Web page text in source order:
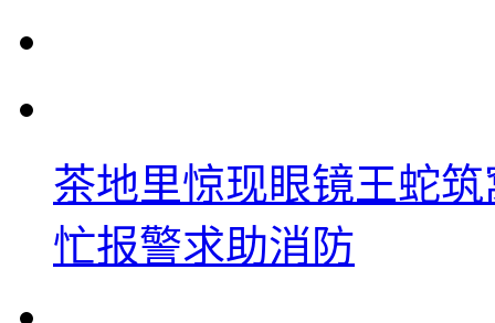
茶地里惊现眼镜王蛇
忙报警求助消防